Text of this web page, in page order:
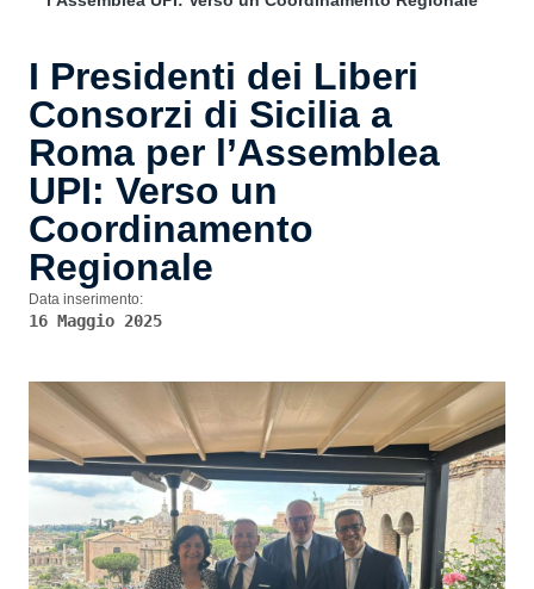
I Presidenti dei Liberi
Consorzi di Sicilia a
Roma per l’Assemblea
UPI: Verso un
Coordinamento
Regionale
Data inserimento:
16 Maggio 2025